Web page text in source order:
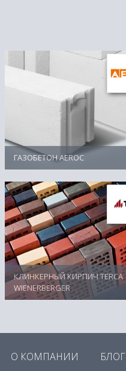
ГАЗОБЕТОН AEROC
КЛИНКЕРНЫЙ КИРПИЧ TERCA
WIENERBERGER
О КОМПАНИИ БЛОГ